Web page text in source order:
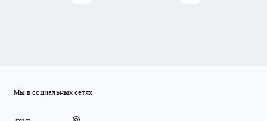
Мы в социальных сетях